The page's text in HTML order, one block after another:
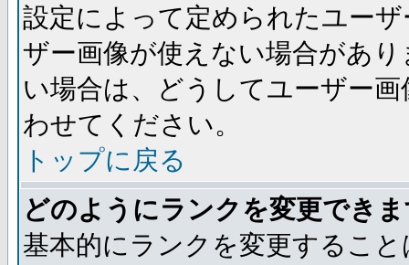
設定によって定められたユー
ザー画像が使えない場合があ
い場合は、どうしてユーザー
わせてください。
トップに戻る
どのようにランクを変更でき
基本的にランクを変更するこ